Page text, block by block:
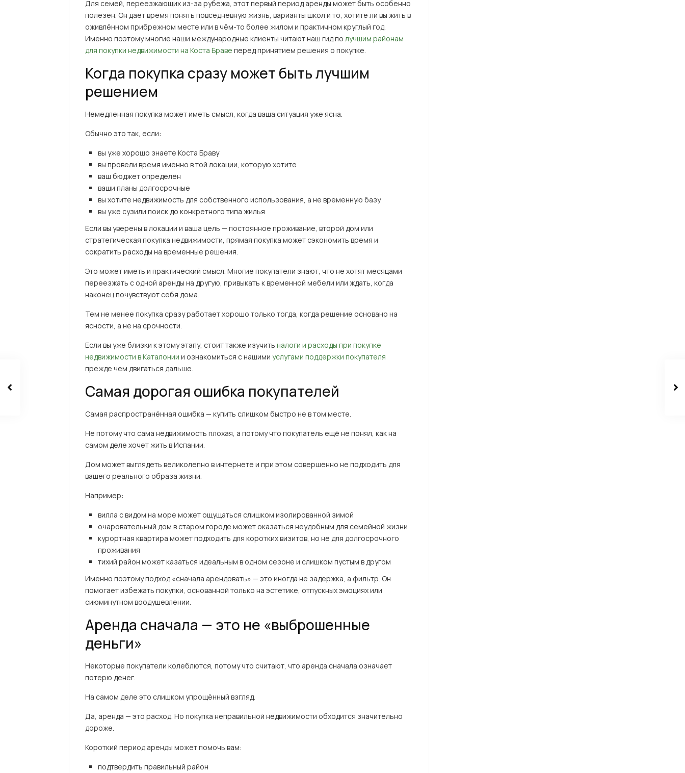
Для семей, переезжающих из-за рубежа, этот первый период аренды может быть особенно
полезен. Он даёт время понять повседневную жизнь, варианты школ и то, хотите ли вы жить в
оживлённом прибрежном месте или в чём-то более жилом и практичном круглый год.
Именно поэтому многие наши международные клиенты читают наш гид по лучшим районам
для покупки недвижимости на Коста Браве перед принятием решения о покупке.
Когда покупка сразу может быть лучшим
решением
Немедленная покупка может иметь смысл, когда ваша ситуация уже ясна.
Обычно это так, если:
вы уже хорошо знаете Коста Браву
вы провели время именно в той локации, которую хотите
ваш бюджет определён
ваши планы долгосрочные
вы хотите недвижимость для собственного использования, а не временную базу
вы уже сузили поиск до конкретного типа жилья
Если вы уверены в локации и ваша цель — постоянное проживание, второй дом или
стратегическая покупка недвижимости, прямая покупка может сэкономить время и
сократить расходы на временные решения.
Это может иметь и практический смысл. Многие покупатели знают, что не хотят месяцами
переезжать с одной аренды на другую, привыкать к временной мебели или ждать, когда
наконец почувствуют себя дома.
Тем не менее покупка сразу работает хорошо только тогда, когда решение основано на
ясности, а не на срочности.
Если вы уже близки к этому этапу, стоит также изучить налоги и расходы при покупке
недвижимости в Каталонии и ознакомиться с нашими услугами поддержки покупателя
прежде чем двигаться дальше.
Самая дорогая ошибка покупателей
Самая распространённая ошибка — купить слишком быстро не в том месте.
Не потому что сама недвижимость плохая, а потому что покупатель ещё не понял, как на
самом деле хочет жить в Испании.
Дом может выглядеть великолепно в интернете и при этом совершенно не подходить для
вашего реального образа жизни.
Например:
вилла с видом на море может ощущаться слишком изолированной зимой
очаровательный дом в старом городе может оказаться неудобным для семейной жизни
курортная квартира может подходить для коротких визитов, но не для долгосрочного
проживания
тихий район может казаться идеальным в одном сезоне и слишком пустым в другом
Именно поэтому подход «сначала арендовать» — это иногда не задержка, а фильтр. Он
помогает избежать покупки, основанной только на эстетике, отпускных эмоциях или
сиюминутном воодушевлении.
Аренда сначала — это не «выброшенные
деньги»
Некоторые покупатели колеблются, потому что считают, что аренда сначала означает
потерю денег.
На самом деле это слишком упрощённый взгляд.
Да, аренда — это расход. Но покупка неправильной недвижимости обходится значительно
дороже.
Короткий период аренды может помочь вам:
подтвердить правильный район